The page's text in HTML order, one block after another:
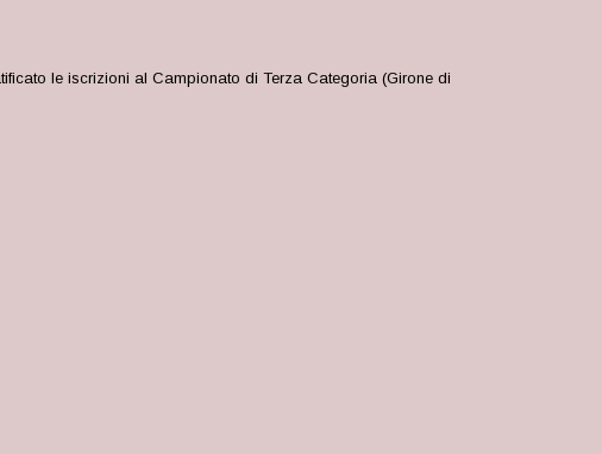
le iscrizioni al Campionato di Terza Categoria (Girone di